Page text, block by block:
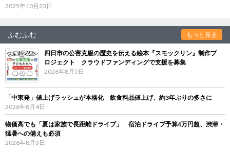
2025年10月23日
ふむふむ もっと見る
四日市の公害克服の歴史を伝える絵本『スモックリン』制作プ
ロジェクト クラウドファンディングで支援を募集
2026年8月5日
「中東発」値上げラッシュが本格化 飲食料品値上げ、約3年ぶりの多さに
2026年8月4日
物価高でも「夏は家族で長距離ドライブ」 宿泊ドライブ予算4万円超、渋滞・
猛暑への備えも必須
2026年8月3日